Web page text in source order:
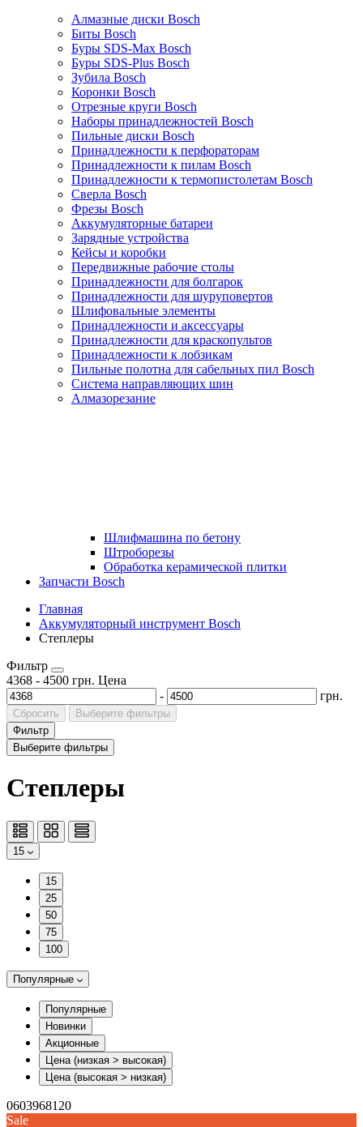
Алмазные диски Bosch
Биты Bosch
Буры SDS-Max Bosch
Буры SDS-Plus Bosch
Зубила Bosch
Коронки Bosch
Отрезные круги Bosch
Наборы принадлежностей Bosch
Пильные диски Bosch
Принадлежности к перфораторам
Принадлежности к пилам Bosch
Принадлежности к термопистолетам Bosch
Сверла Bosch
Фрезы Bosch
Аккумуляторные батареи
Зарядные устройства
Кейсы и коробки
Передвижные рабочие столы
Принадлежности для болгарок
Принадлежности для шуруповертов
Шлифовальные элементы
Принадлежности и аксессуары
Принадлежности для краскопультов
Принадлежности к лобзикам
Пильные полотна для сабельных пил Bosch
Система направляющих шин
Алмазорезание
Шлифмашина по бетону
Штроборезы
Обработка керамической плитки
Запчасти Bosch
Главная
Аккумуляторный инструмент Bosch
Степлеры
Фильтр
4368 - 4500 грн. Цена
-
грн.
Сбросить
Выберите фильтры
Фильтр
Выберите фильтры
Степлеры
15
15
25
50
75
100
Популярные
Популярные
Новинки
Акционные
Цена (низкая > высокая)
Цена (высокая > низкая)
0603968120
Sale